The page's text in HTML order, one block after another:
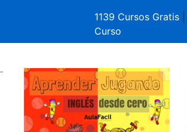
1139 Cursos Gratis
Curso